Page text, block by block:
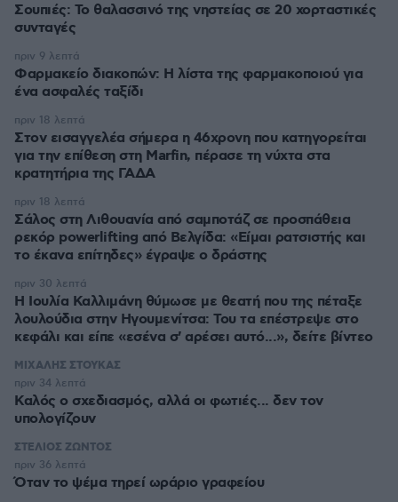
Σουπιές: Το θαλασσινό της νηστείας σε 20 χορταστικές
συνταγές
Φαρμακείο διακοπών: Η λίστα της φαρμακοποιού για
ένα ασφαλές ταξίδι
πριν 9 λεπτά
Στον εισαγγελέα σήμερα η 46χρονη που κατηγορείται
για την επίθεση στη Marfin, πέρασε τη νύχτα στα
κρατητήρια της ΓΑΔΑ
πριν 18 λεπτά
Σάλος στη Λιθουανία από σαμποτάζ σε προσπάθεια
ρεκόρ powerlifting από Βελγίδα: «Είμαι ρατσιστής και
το έκανα επίτηδες» έγραψε ο δράστης
πριν 18 λεπτά
Η Ιουλία Καλλιμάνη θύμωσε με θεατή που της πέταξε
λουλούδια στην Ηγουμενίτσα: Του τα επέστρεψε στο
κεφάλι και είπε «εσένα σ' αρέσει αυτό...», δείτε βίντεο
πριν 30 λεπτά
ΜΙΧΑΛΗΣ ΣΤΟΥΚΑΣ
Καλός ο σχεδιασμός, αλλά οι φωτιές... δεν τον
υπολογίζουν
πριν 34 λεπτά
ΣΤΕΛΙΟΣ ΖΩΝΤΟΣ
Όταν το ψέμα τηρεί ωράριο γραφείου
πριν 36 λεπτά